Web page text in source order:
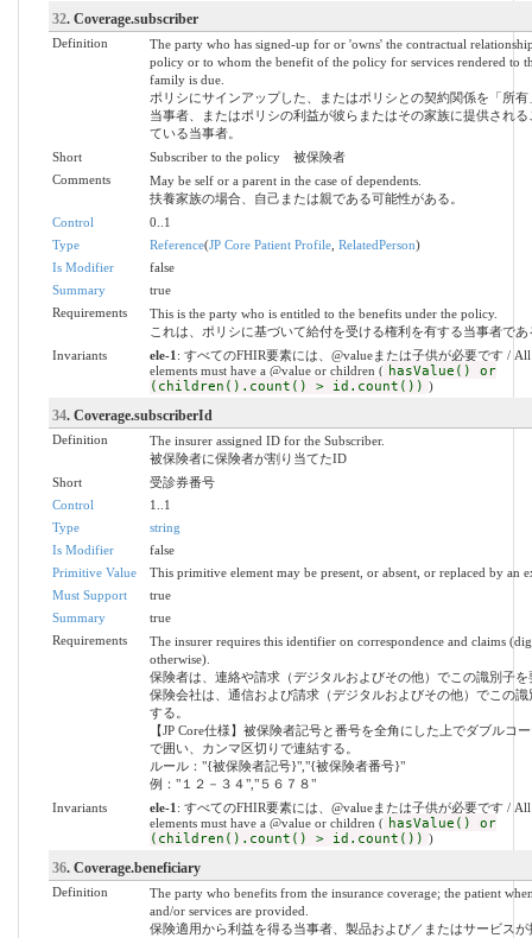
32. Coverage.subscriber
Definition
The party who has signed-up for or 'owns' the contractual
policy or to whom the benefit of the policy for services rendered to
family is due.
ポリシにサインアップした、またはポリシとの契約関係を「所有
当事者、またはポリシの利益が彼らまたはその家族に提供される
ている当事者。
Short
Subscriber to the policy 被保険者
Comments
May be self or a parent in the case of dependents.
扶養家族の場合、自己または親である可能性がある。
Control
0..1
Type
Reference(JP Core Patient Profile, RelatedPerson)
Is Modifier
false
Summary
true
Requirements
This is the party who is entitled to the benefits under the policy.
これは、ポリシに基づいて給付を受ける権利を有する当事者であ
Invariants
ele-1 : すべてのFHIR要素には、@valueまたは子供が必要です /
elements must have a @value or children ( hasValue() or
(children().count() > id.count()) )
34. Coverage.subscriberId
Definition
The insurer assigned ID for the Subscriber.
被保険者に保険者が割り当てたID
Short
受診券番号
Control
1..1
Type
string
Is Modifier
false
Primitive Value
This primitive element may be present, or absent, or replaced by an
Must Support
true
Summary
true
Requirements
The insurer requires this identifier on correspondence and claims
otherwise).
保険者は、連絡や請求（デジタルおよびその他）でこの識別子を
保険会社は、通信および請求（デジタルおよびその他）でこの識
する。
【JP Core仕様】被保険者記号と番号を全角にした上でダブルコ
で囲い、カンマ区切りで連結する。
ルール："{被保険者記号}","{被保険者番号}"
例："１２－３４","５６７８"
Invariants
ele-1 : すべてのFHIR要素には、@valueまたは子供が必要です /
elements must have a @value or children ( hasValue() or
(children().count() > id.count()) )
36. Coverage.beneficiary
Definition
The party who benefits from the insurance coverage; the patient
and/or services are provided.
保険適用から利益を得る当事者、製品および／またはサービスが